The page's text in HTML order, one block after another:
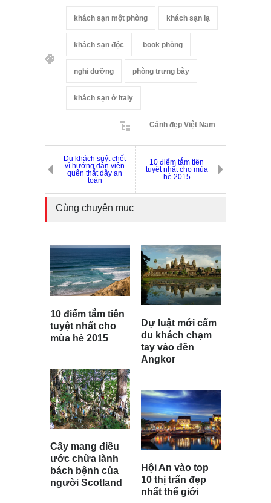
khách sạn một phòng khách sạn lạ
khách sạn độc book phòng
nghỉ dưỡng phòng trưng bày
khách sạn ở italy
Cảnh đẹp Việt Nam
Du khách suýt chết
vì hướng dẫn viên
quên thắt dây an
toàn
10 điểm tắm tiên
tuyệt nhất cho mùa
hè 2015
Cùng chuyên mục
10 điểm tắm tiên
tuyệt nhất cho
mùa hè 2015
Cây mang điều
ước chữa lành
bách bệnh của
người Scotland
Dự luật mới cấm
du khách chạm
tay vào đền
Angkor
Hội An vào top
10 thị trấn đẹp
nhất thế giới